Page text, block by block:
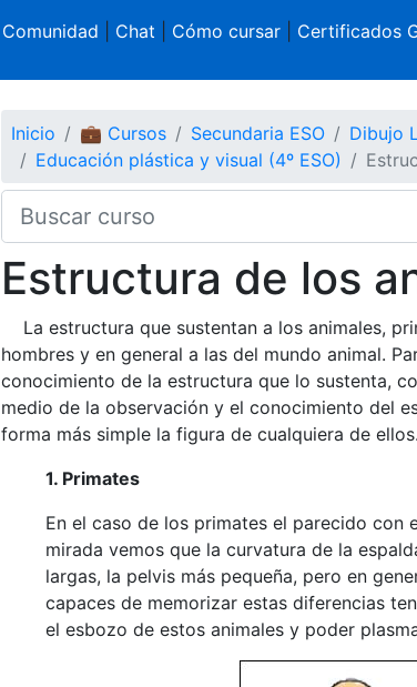
Comunidad Chat Cómo cursar| Certificados
Inicio 💼 Cursos Secundaria ESO
Dibujo
Educación plástica y visual (4º ESO)
Estructura de los
La estructura que sustentan a los animales,
hombres y en general a las del mundo animal.
conocimiento de la estructura que lo sustenta,
medio de la observación y el conocimiento del
forma más simple la figura de cualquiera de ellos.
1. Primates
En el caso de los primates el parecido con
mirada vemos que la curvatura de la
largas, la pelvis más pequeña, pero en
capaces de memorizar estas diferencias
el esbozo de estos animales y poder